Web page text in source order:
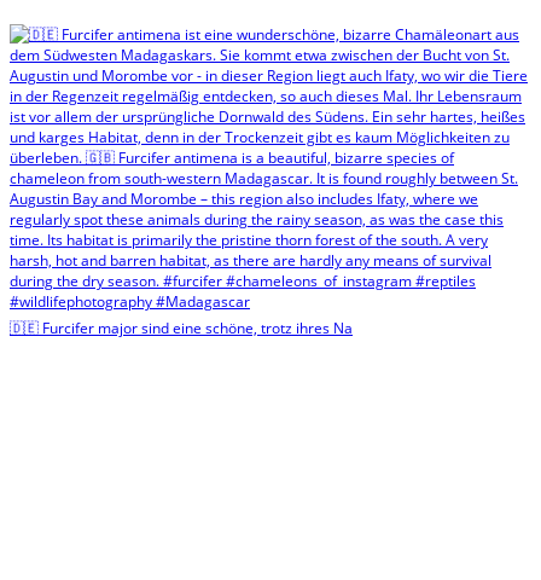
🇩🇪 Furcifer major sind eine schöne, trotz ihres Na